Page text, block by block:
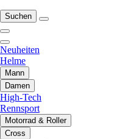
Suchen
Neuheiten
Helme
Mann
Damen
High-Tech
Rennsport
Motorrad & Roller
Cross